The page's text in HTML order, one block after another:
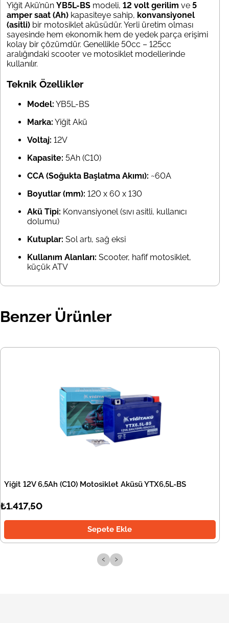
Yiğit Akü’nün YB5L-BS modeli, 12 volt gerilim ve 5
amper saat (Ah) kapasiteye sahip, konvansiyonel
(asitli) bir motosiklet aküsüdür. Yerli üretim olması
sayesinde hem ekonomik hem de yedek parça erişimi
kolay bir çözümdür. Genellikle 50cc – 125cc
aralığındaki scooter ve motosiklet modellerinde
kullanılır.
Teknik Özellikler
Model: YB5L-BS
Marka: Yiğit Akü
Voltaj: 12V
Kapasite: 5Ah (C10)
CCA (Soğukta Başlatma Akımı): ~60A
Boyutlar (mm): 120 x 60 x 130
Akü Tipi: Konvansiyonel (sıvı asitli, kullanıcı
dolumu)
Kutuplar: Sol artı, sağ eksi
Kullanım Alanları: Scooter, hafif motosiklet,
küçük ATV
Benzer Ürünler
Yiğit 12V 6,5Ah (C10) Motosiklet Aküsü YTX6,5L-BS
₺1.417,50
Sepete Ekle
‹ ›